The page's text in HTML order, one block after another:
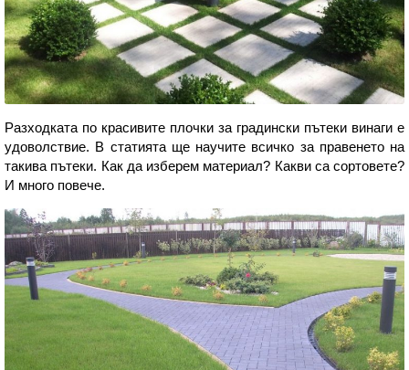
Разходката по красивите плочки за градински пътеки винаги е
удоволствие. В статията ще научите всичко за правенето на
такива пътеки. Как да изберем материал? Какви са сортовете?
И много повече.